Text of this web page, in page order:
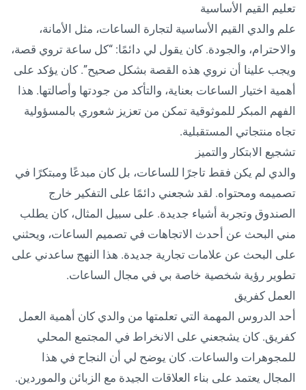
تعليم القيم الأساسية
علم والدي القيم الأساسية لتجارة الساعات، مثل الأمانة،
والاحترام، والجودة. كان يقول لي دائمًا: “كل ساعة تروي قصة،
ويجب علينا أن نروي هذه القصة بشكل صحيح”. كان يؤكد على
أهمية اختيار الساعات بعناية، والتأكد من جودتها وأصالتها. هذا
الفهم المبكر للموثوقية تمكن من تعزيز شعوري بالمسؤولية
تجاه منتجاتي المستقبلية.
تشجيع الابتكار والتميز
والدي لم يكن فقط تاجرًا للساعات، بل كان مبدعًا ومبتكرًا في
تصميمه ومحتواه. لقد شجعني دائمًا على التفكير خارج
الصندوق وتجربة أشياء جديدة. على سبيل المثال، كان يطلب
مني البحث عن أحدث الاتجاهات في تصميم الساعات، ويحثني
على البحث عن علامات تجارية جديدة. هذا النهج ساعدني على
تطوير رؤية شخصية خاصة بي في مجال الساعات.
العمل كفريق
أحد الدروس المهمة التي تعلمتها من والدي كان أهمية العمل
كفريق. كان يشجعني على الانخراط في المجتمع المحلي
للمجوهرات والساعات. كان يوضح لي أن النجاح في هذا
المجال يعتمد على بناء العلاقات الجيدة مع الزبائن والموردين.